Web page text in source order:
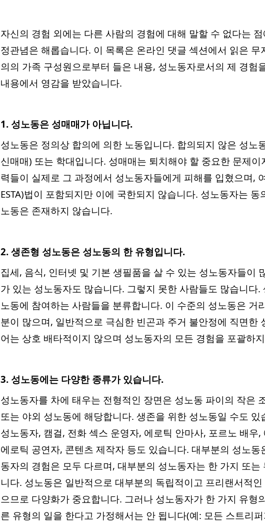
자신의 경험 외에는 다른 사람의 경험에 대해 말할 수 없다는
정관념은 해롭습니다. 이 목록은 온라인 댓글 섹션에서 읽은
의의 가족 구성원으로부터 들은 내용, 성노동자로서의 제 경험
내용에서 영감을 받았습니다.
1. 성노동은 성매매가 아닙니다.
성노동은 정의상 합의에 의한 노동입니다. 합의되지 않은 성노
신매매) 또는 학대입니다. 성매매는 퇴치해야 할 중요한 문제
력들이 실제로 그 과정에서 성노동자들에게 피해를 입혔으며,
ESTA)법이 포함되지만 이에 국한되지 않습니다. 성노동자는
노동은 존재하지 않습니다.
2. 생존형 성노동은 성노동의 한 유형입니다.
집세, 음식, 인터넷 및 기본 생필품을 살 수 있는 성노동자들이
가 있는 성노동자도 많습니다. 그렇지 못한 사람들도 많습니다
노동에 참여하는 사람들을 분류합니다. 이 수준의 성노동은 거
분이 많으며, 일반적으로 극심한 빈곤과 주거 불안정에 직면한
어는 상호 배타적이지 않으며 성노동자의 모든 경험을 포괄하
3. 성노동에는 다양한 종류가 있습니다.
성노동자를 차에 태우는 전형적인 장면은 성노동 파이의 작은
또는 야외 성노동에 해당합니다. 생존을 위한 성노동일 수도
성노동자, 캠걸, 전화 섹스 운영자, 에로틱 안마사, 포르노 배우
에로틱 공연자, 콘텐츠 제작자 등도 있습니다. 대부분의 성노
동자의 경험은 모두 다르며, 대부분의 성노동자는 한 가지 또
니다. 성노동은 일반적으로 대부분의 독립적이고 프리랜서적
으므로 다양화가 중요합니다. 그러나 성노동자가 한 가지 유형
른 유형의 일을 한다고 가정해서는 안 됩니다(예: 모든 스트리